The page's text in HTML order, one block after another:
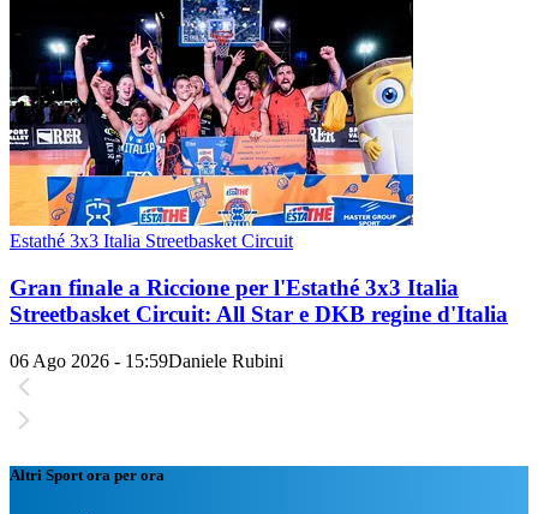
Estathé 3x3 Italia Streetbasket Circuit
Gran finale a Riccione per l'Estathé 3x3 Italia
Streetbasket Circuit: All Star e DKB regine d'Italia
06 Ago 2026 - 15:59Daniele Rubini
Altri Sport ora per ora